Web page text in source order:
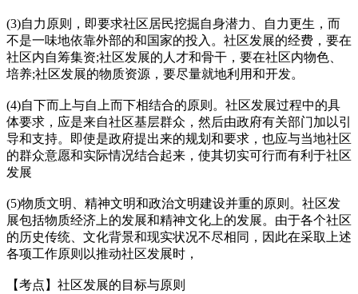
(3)自力原则，即要求社区居民挖掘自身潜力、自力更生，而
不是一味地依靠外部的和国家的投入。社区发展的经费，要在
社区内自筹集资;社区发展的人才和骨干，要在社区内物色、
培养;社区发展的物质资源，要尽量就地利用和开发。
(4)自下而上与自上而下相结合的原则。社区发展过程中的具
体要求，应是来自社区基层群众，然后由政府有关部门加以引
导和支持。即使是政府提出来的规划和要求，也应与当地社区
的群众意愿和实际情况结合起来，使其切实可行而有利于社区
发展
(5)物质文明、精神文明和政治文明建设并重的原则。社区发
展包括物质经济上的发展和精神文化上的发展。由于各个社区
的历史传统、文化背景和现实状况不尽相同，因此在采取上述
各项工作原则以推动社区发展时，
【考点】社区发展的目标与原则